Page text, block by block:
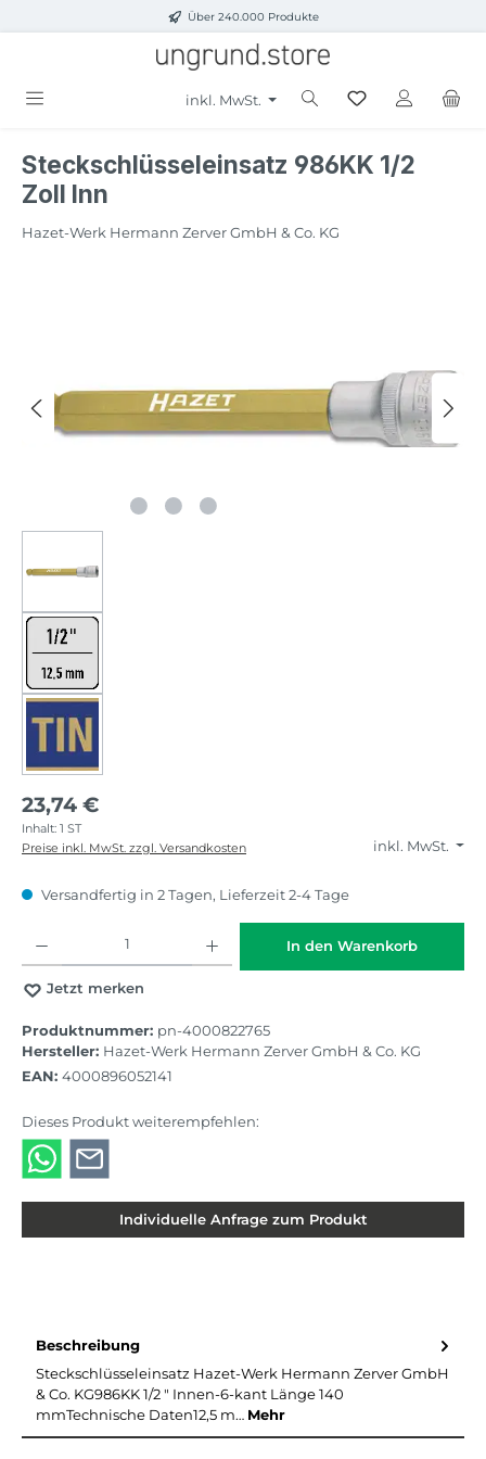
Zum Hauptinhalt springenÜber 240.000 Produkte
inkl. MwSt.
Steckschlüsseleinsatz 986KK 1/2
Zoll Inn
Hazet-Werk Hermann Zerver GmbH & Co. KG
23,74 €
Inhalt: 1 ST
inkl. MwSt.
Preise inkl. MwSt. zzgl. Versandkosten
Versandfertig in 2 Tagen, Lieferzeit 2-4 Tage
In den Warenkorb
Jetzt merken
Produktnummer: pn-4000822765
Hersteller: Hazet-Werk Hermann Zerver GmbH & Co. KG
EAN: 4000896052141
Dieses Produkt weiterempfehlen:
Individuelle Anfrage zum Produkt
Beschreibung
Steckschlüsseleinsatz Hazet-Werk Hermann Zerver GmbH
& Co. KG986KK 1/2 ″ Innen-6-kant Länge 140
mmTechnische Daten12,5 m… Mehr